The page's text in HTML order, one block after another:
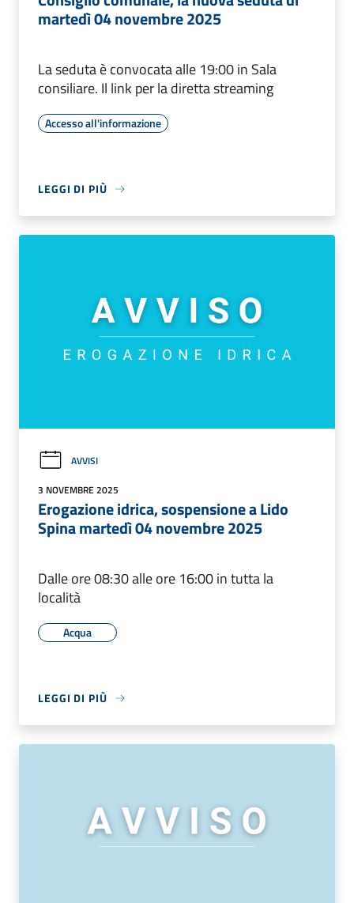
martedì 04 novembre 2025
La seduta è convocata alle 19:00 in Sala
consiliare. Il link per la diretta streaming
Accesso all'informazione
LEGGI DI PIÙ
AVVISI
3 NOVEMBRE 2025
Erogazione idrica, sospensione a Lido
Spina martedì 04 novembre 2025
Dalle ore 08:30 alle ore 16:00 in tutta la
località
Acqua
LEGGI DI PIÙ